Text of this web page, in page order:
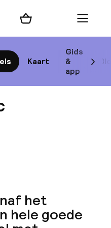
Kaart
Gids
&
app
Winkelmand Menu
het
hele goede